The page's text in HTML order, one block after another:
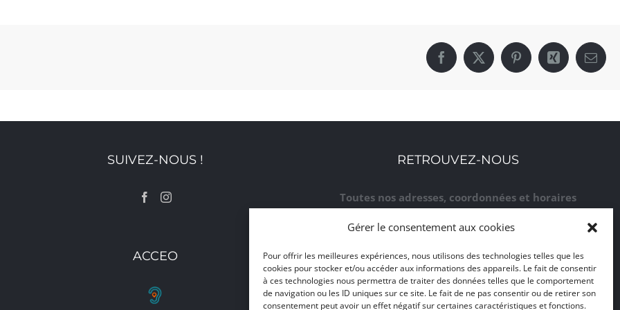
Gérer le consentement aux cookies
Pour offrir les meilleures expériences, nous utilisons des technologies telles que les
cookies pour stocker et/ou accéder aux informations des appareils. Le fait de consentir
à ces technologies nous permettra de traiter des données telles que le comportement
de navigation ou les ID uniques sur ce site. Le fait de ne pas consentir ou de retirer son
consentement peut avoir un effet négatif sur certaines caractéristiques et fonctions.
Facebook
X PinterestXing Email
SUIVEZ-NOUS !
ACCEO
RETROUVEZ-NOUS
Toutes nos adresses, coordonnées et horaires